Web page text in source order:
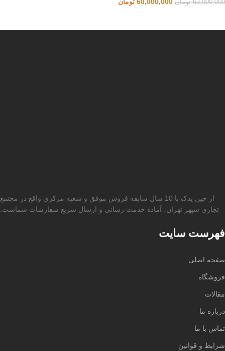
63,000,000 تومان
از چین یدک با 10 سال سابقه فروش موفق و شعبه مرکزی واقع در مجتمع
تجاری سپهر تهران، آماده خدمت رسانی و ارسال سریع سفارشات شماست.
فهرست سایت
صفحه اصلی
فروشگاه
مقالات
درباره ما
تماس با ما
شرایط و قوانین